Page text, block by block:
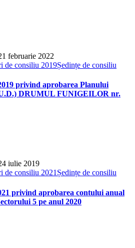
februarie 2022
de consiliu 2019Ședințe de consiliu
privind aprobarea Planului
DRUMUL FUNIGEILOR nr.
iulie 2019
de consiliu 2021Ședințe de consiliu
privind aprobarea contului anual
5 pe anul 2020